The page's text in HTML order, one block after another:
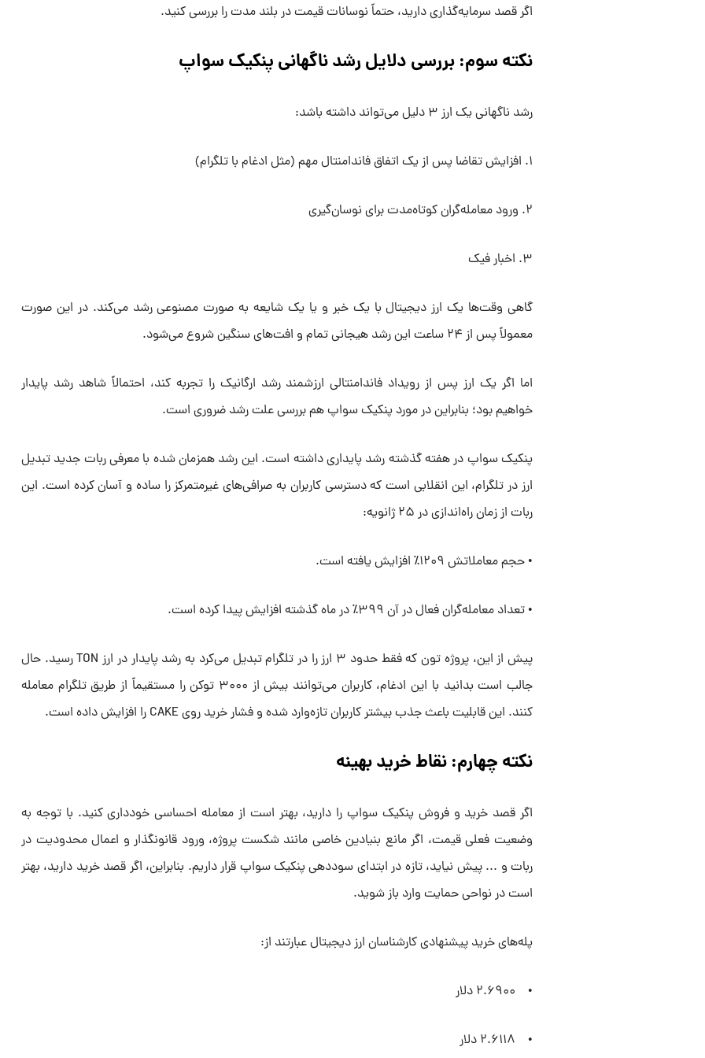
اگر قصد سرمایه‌گذاری دارید، حتماً نوسانات قیمت در بلند مدت را بررسی کنید.
نکته سوم: بررسی دلایل رشد ناگهانی پنکیک سواپ
رشد ناگهانی یک ارز ۳ دلیل می‌تواند داشته باشد:
۱. افزایش تقاضا پس از یک اتفاق فاندامنتال مهم (مثل ادغام با تلگرام)
۲. ورود معامله‌گران کوتاه‌مدت برای نوسان‌گیری
۳. اخبار فیک
گاهی وقت‌ها یک ارز دیجیتال با یک خبر و یا یک شایعه به صورت مصنوعی رشد می‌کند. در این صورت
معمولاً پس از ۲۴ ساعت این رشد هیجانی تمام و افت‌های سنگین شروع می‌شود.
اما اگر یک ارز پس از رویداد فاندامنتالی ارزشمند رشد ارگانیک را تجربه کند، احتمالاً شاهد رشد پایدار
خواهیم بود؛ بنابراین در مورد پنکیک سواپ هم بررسی علت رشد ضروری است.
پنکیک سواپ در هفته گذشته رشد پایداری داشته است. این رشد همزمان شده با معرفی ربات جدید تبدیل
ارز در تلگرام، این انقلابی است که دسترسی کاربران به صرافی‌های غیرمتمرکز را ساده و آسان کرده است. این
ربات از زمان راه‌اندازی در ۲۵ ژانویه:
• حجم معاملاتش ۱۲۰۹٪ افزایش یافته است.
• تعداد معامله‌گران فعال در آن ۳۹۹٪ در ماه گذشته افزایش پیدا کرده است.
پیش از این، پروژه تون که فقط حدود ۳ ارز را در تلگرام تبدیل می‌کرد به رشد پایدار در ارز TON رسید. حال
جالب است بدانید با این ادغام، کاربران می‌توانند بیش از ۳۰۰۰ توکن را مستقیماً از طریق تلگرام معامله
کنند. این قابلیت باعث جذب بیشتر کاربران تازه‌وارد شده و فشار خرید روی CAKE را افزایش داده است.
نکته چهارم: نقاط خرید بهینه
اگر قصد خرید و فروش پنکیک سواپ را دارید، بهتر است از معامله احساسی خودداری کنید. با توجه به
وضعیت فعلی قیمت، اگر مانع بنیادین خاصی مانند شکست پروژه، ورود قانونگذار و اعمال محدودیت در
ربات و ... پیش نیاید، تازه در ابتدای سوددهی پنکیک سواپ قرار داریم. بنابراین، اگر قصد خرید دارید، بهتر
است در نواحی حمایت وارد باز شوید.
پله‌های خرید پیشنهادی کارشناسان ارز دیجیتال عبارتند از:
• ۲.۶۹۰۰ دلار
• ۲.۶۱۱۸ دلار